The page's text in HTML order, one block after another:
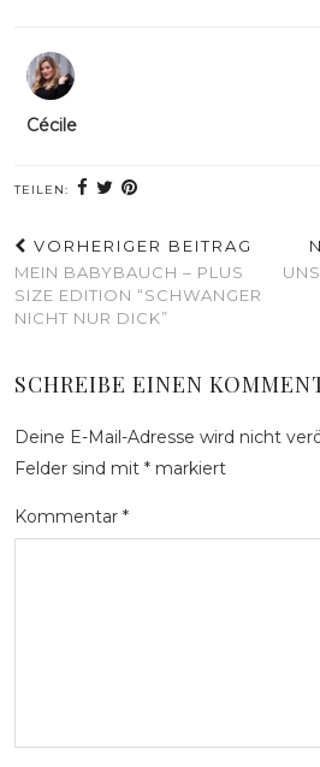
Cécile
TEILEN:
VORHERIGER BEITRAG
MEIN BABYBAUCH – PLUS
SIZE EDITION “SCHWANGER
NICHT NUR DICK”
SCHREIBE EINEN
Deine E-Mail-Adresse wird nicht
Felder sind mit * markiert
Kommentar *